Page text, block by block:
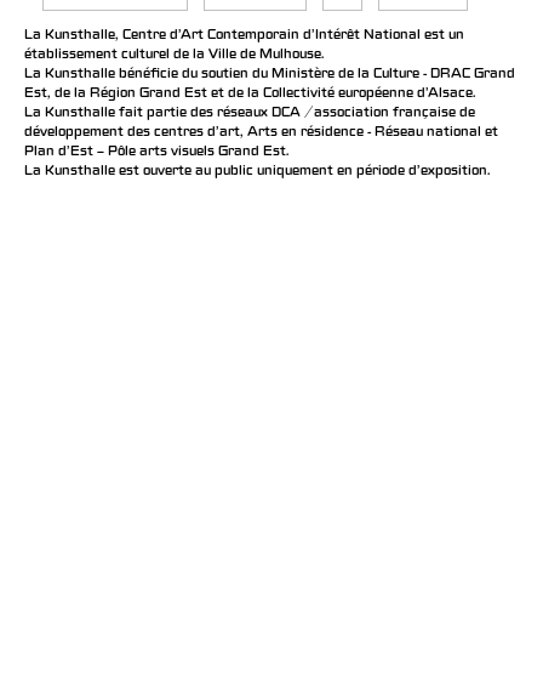
La Kunsthalle, Centre d’Art Contemporain d’Intérêt National est un
établissement culturel de la Ville de Mulhouse.
La Kunsthalle bénéficie du soutien du Ministère de la Culture - DRAC Grand
Est, de la Région Grand Est et de la Collectivité européenne d’Alsace.
La Kunsthalle fait partie des réseaux DCA / association française de
développement des centres d'art, Arts en résidence - Réseau national et
Plan d’Est – Pôle arts visuels Grand Est.
La Kunsthalle est ouverte au public uniquement en période d'exposition.